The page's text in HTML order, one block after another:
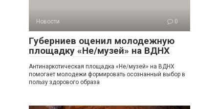
Новости 0
Губерниев оценил молодежную
площадку «Не/музей» на ВДНХ
Антинаркотическая площадка «Не/музей» на ВДНХ
помогает молодежи формировать осознанный выбор в
пользу здорового образа